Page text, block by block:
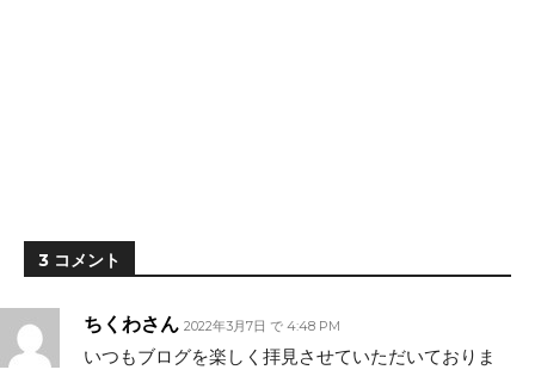
3 コメント
ちくわさん 2022年3月7日 で 4:48 PM
いつもブログを楽しく拝見させていただいておりま